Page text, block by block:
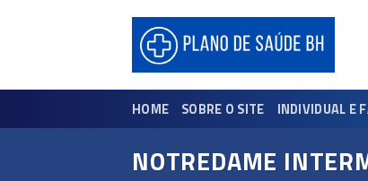
HOME SOBRE O SITE INDIVIDUAL E
NOTREDAME